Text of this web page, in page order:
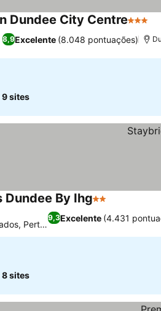
Dundee City Centre3
8,9Excelente (8.048 pontuações)
9 sites
By Ihg2 Estrelas
9,3Excelente (4.431
Perto
8 sites